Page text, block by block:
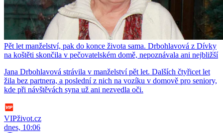
Pět let manželství, pak do konce života sama. Drbohlavová z Dívky
na koštěti skončila v pečovatelském domě, nepoznávala ani nejbližší
Jana Drbohlavová strávila v manželství pět let. Dalších čtyřicet let
žila bez partnera, a poslední z nich na vozíku v domově pro seniory,
kde při návštěvách syna už ani nezvedla oči.
VIPživot.cz
dnes, 10:06